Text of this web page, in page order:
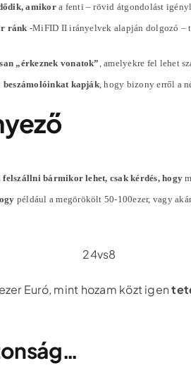
amikora fenti – rövid átgondolást
ránk -MiFID II irányelvek alapján dolgozó –
„érkeznek vonatok” , amelyekre fel lehet
beszámolóinkat kapják, hogy bizony erről a
felszállni bármikor lehet, csak kérdés, hogy
például a megörökölt 50-100ezer, vagy
Euró, mint hozam közt igen